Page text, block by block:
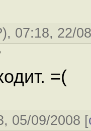
), 07:18, 22/
=(
05/09/2008 [